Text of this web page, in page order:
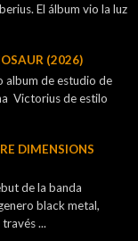
El álbum vio la luz
(2026)
album de estudio de
Victorius de estilo
DIMENSIONS
de la banda
black metal,
...